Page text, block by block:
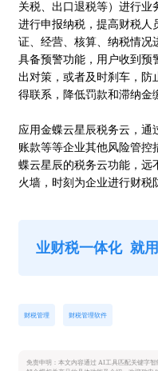
关税、出口退税等）进行业
进行申报纳税，提高财税人
证、经营、核算、纳税情况
具备预警功能，用户收到预
出对策，或者及时刹车，防
得联系，降低罚款和滞纳金
应用金蝶云星辰税务云，通
账款等等企业其他风险管控
蝶云星辰的税务云功能，远
火墙，时刻为企业进行财税
业财税一体化 就
财税管理 财税管理软件
免责申明：本文内容通过 AI工具匹配关键字